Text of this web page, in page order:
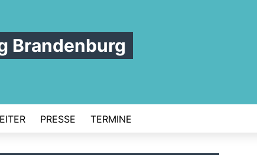
Brandenburg
PRESSE TERMINE